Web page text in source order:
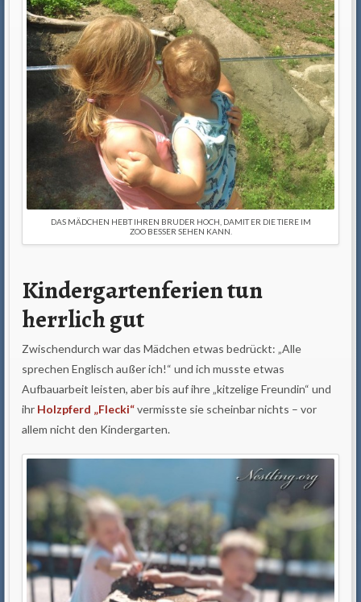
DAS MÄDCHEN HEBT IHREN BRUDER HOCH, DAMIT ER DIE TIERE IM
ZOO BESSER SEHEN KANN.
Kindergartenferien tun
herrlich gut
Zwischendurch war das Mädchen etwas bedrückt: „Alle
sprechen Englisch außer ich!“ und ich musste etwas
Aufbauarbeit leisten, aber bis auf ihre „kitzelige Freundin“ und
ihr Holzpferd „Flecki“vermisste sie scheinbar nichts – vor
allem nicht den Kindergarten.